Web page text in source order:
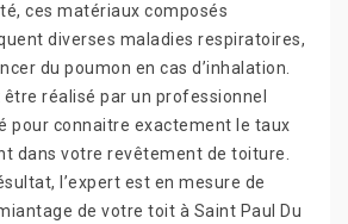
ces matériaux composés
diverses maladies respiratoires,
du poumon en cas d’inhalation.
réalisé par un professionnel
pour connaitre exactement le taux
dans votre revêtement de toiture.
l’expert est en mesure de
de votre toit à Saint Paul Du